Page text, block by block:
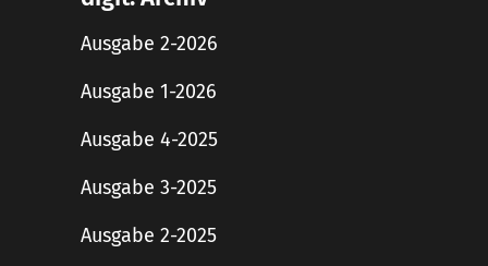
Ausgabe 2-2026
Ausgabe 1-2026
Ausgabe 4-2025
Ausgabe 3-2025
Ausgabe 2-2025